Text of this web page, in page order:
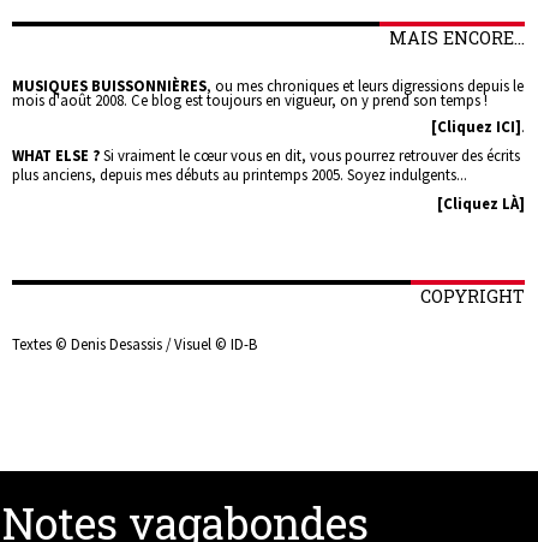
MAIS ENCORE...
MUSIQUES BUISSONNIÈRES, ou mes chroniques et leurs digressions depuis le
mois d'août 2008. Ce blog est toujours en vigueur, on y prend son temps !
[Cliquez ICI].
WHAT ELSE ?Si vraiment le cœur vous en dit, vous pourrez retrouver des écrits
plus anciens, depuis mes débuts au printemps 2005. Soyez indulgents...
[Cliquez LÀ]
COPYRIGHT
Textes © Denis Desassis / Visuel © ID-B
Notes vagabondes